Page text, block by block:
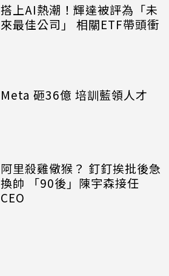
搭上AI熱潮！輝達被評為「未
來最佳公司」 相關ETF帶頭衝
Meta 砸36億 培訓藍領人才
阿里殺雞儆猴？ 釘釘挨批後急
換帥 「90後」陳宇森接任
CEO